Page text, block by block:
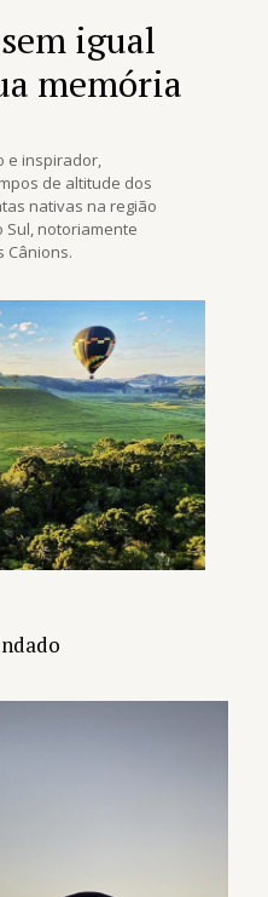
igual
memória
e inspirador,
de altitude dos
nativas na região
Sul, notoriamente
Cânions.